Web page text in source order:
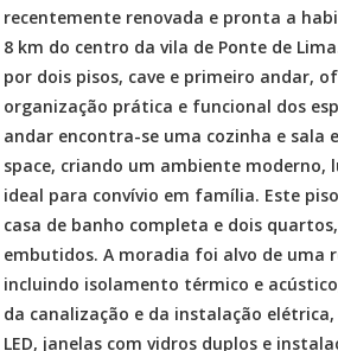
recentemente renovada e pronta a
8 km do centro da vila de Ponte de
por dois pisos, cave e primeiro andar,
organização prática e funcional dos
andar encontra-se uma cozinha e sala
space, criando um ambiente moderno,
ideal para convívio em família. Este
casa de banho completa e dois
embutidos. A moradia foi alvo de uma
incluindo isolamento térmico e
da canalização e da instalação
LED, janelas com vidros duplos e